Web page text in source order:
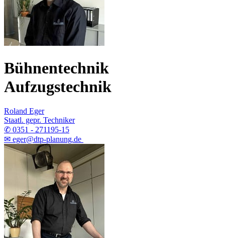
Bühnentechnik
Aufzugstechnik
Roland Eger
Staatl. gepr. Techniker
✆ 0351 - 271195-15
✉ eger@dtp-planung.de